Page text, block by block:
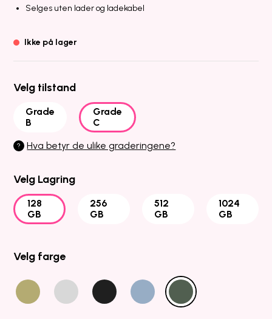
Selges uten lader og ladekabel
Ikke på lager
Velg tilstand
Grade
B
Grade
C
? Hva betyr de ulike graderingene?
Velg Lagring
128
GB
256
GB
512
GB
1024
GB
Velg farge